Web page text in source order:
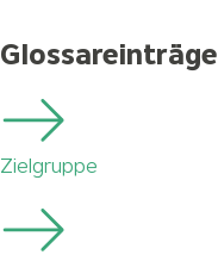
Glossareinträge
Zielgruppe